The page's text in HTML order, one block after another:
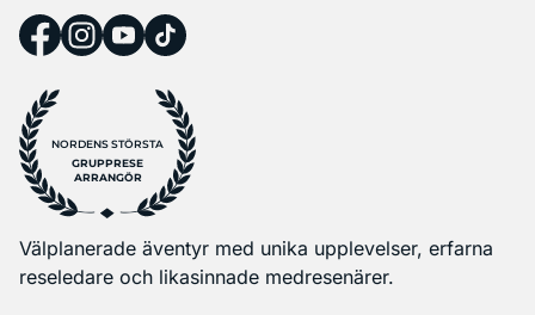
NORDENS STÖRSTA
GRUPPRESE
ARRANGÖR
Välplanerade äventyr med unika upplevelser, erfarna
reseledare och likasinnade medresenärer.